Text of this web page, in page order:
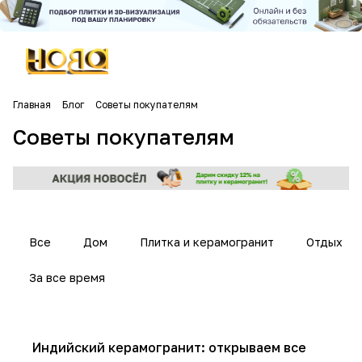
Главная Блог Советы покупателям
Советы покупателям
Все Дом Плитка и керамогранит Отдых
За все время
Советы покупателям
Индийский керамогранит: открываем все